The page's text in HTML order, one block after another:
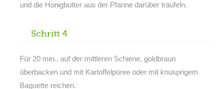
und die Honigbutter aus der Pfanne darüber träufeln.
Schritt 4
Für 20 min., auf der mittleren Schiene, goldbraun
überbacken und mit Kartoffelpüree oder mit knusprigem
Baguette reichen.